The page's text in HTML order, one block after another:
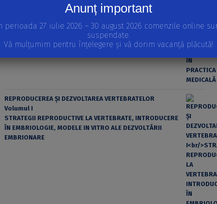
EROAREA ȘI FACTORUL UMAN ÎN PRACTICA MEDICALĂ
REPRODUCEREA ȘI DEZVOLTAREA VERTEBRATELOR
Volumul I
STRATEGII REPRODUCTIVE LA VERTEBRATE, INTRODUCERE
ÎN EMBRIOLOGIE, MODELE IN VITRO ALE DEZVOLTĂRII
EMBRIONARE
Anunț important
perioada 27 iulie 2026 – 30 august 2026 comenzile online
suspendate.
Vă mulțumim pentru înțelegere și vă dorim vacanță plăcută!